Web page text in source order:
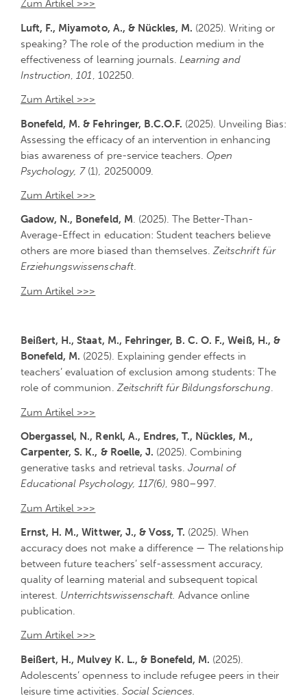
Zum Artikel >>>
Luft, F., Miyamoto, A., & Nückles, M. (2025).Writing or
speaking? The role of the production medium in the
effectiveness of learning journals.Learning and
Instruction,101, 102250.
Zum Artikel >>>
Bonefeld, M. & Fehringer, B.C.O.F. (2025). Unveiling Bias:
Assessing the efficacy of an intervention in enhancing
bias awareness of pre-service teachers. Open
Psychology, 7 (1) 20250009.
Zum Artikel >>>
Gadow, N., Bonefeld, M. (2025). The Better-Than-
Average-Effect in education: Student teachers believe
others are more biased than themselves.Zeitschrift für
Erziehungswissenschaft.
Zum Artikel >>>
Beißert, H., Staat, M., Fehringer, B. C. O. F., Weiß, H., &
Bonefeld, M. (2025). Explaining gender effects in
teachers’ evaluation of exclusion among students: The
role of communion.Zeitschrift für Bildungsforschung.
Zum Artikel >>>
Obergassel, N., Renkl, A., Endres, T., Nückles, M.,
Carpenter, S. K., & Roelle, J. (2025). Combining
generative tasks and retrieval tasks.Journal of
Educational Psychology, 117(6), 980–997.
Zum Artikel >>>
Ernst, H. M., Wittwer, J., & Voss, T. (2025). When
accuracy does not make a difference — The relationship
between future teachers’ self-assessment accuracy,
quality of learning material and subsequent topical
interest. Unterrichtswissenschaft.Advance online
publication.
Zum Artikel >>>
Beißert, H., Mulvey K. L., & Bonefeld, M. (2025).
Adolescents’ openness to include refugee peers in their
leisure time activities. Social Sciences.